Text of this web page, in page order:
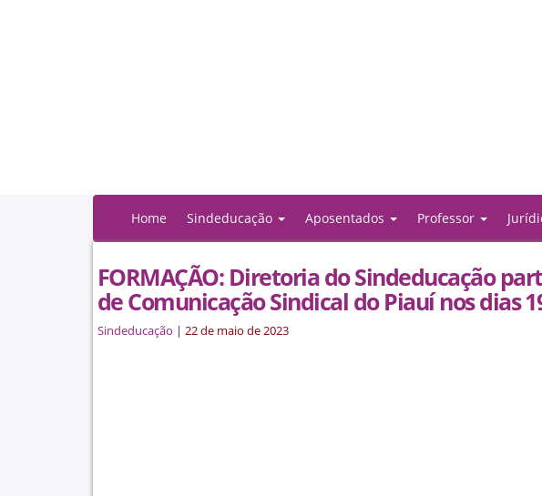
Home Sindeducação Aposentados Professor
FORMAÇÃO: Diretoria do Sindeducação
de Comunicação Sindical do Piauí nos dias
Sindeducação | 22 de maio de 2023